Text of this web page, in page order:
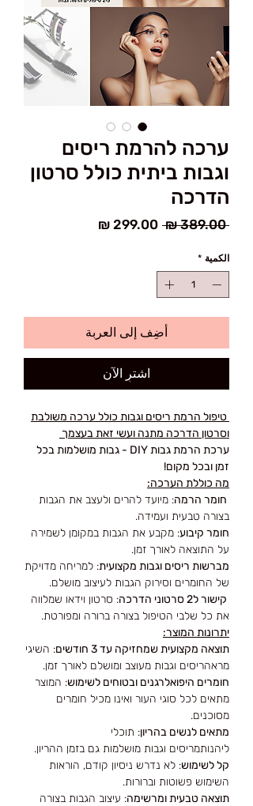
ערכה להרמת ריסים
וגבות ביתית כולל סרטון
הדרכה
‏389.00 ₪
سعر
الكمية *
أضِف إلى العربة
اشترِ الآن
טיפול הרמת ריסים וגבות כולל ערכה משולבת
וסרטון הדרכה מתנה ועשי זאת בעצמך
ערכת הרמת גבות DIY - גבות מושלמות בכל
זמן ובכל מקום!
מה כוללת הערכה:
חומר הרמה: מיועד להרים ולעצב את הגבות
בצורה טבעית ועמידה.
חומר קיבוע: מקבע את הגבות במקומן לשמירה
על התוצאה לאורך זמן.
מברשות ריסים וגבות מקצועית: למריחה מדויקת
של החומרים וסירוק הגבות לעיצוב מושלם.
קישור ל2 סרטוני הדרכה
: סרטון וידאו שמלווה
את כל שלבי הטיפול בצורה ברורה ומפורטת.
יתרונות המוצר:
תוצאה מקצועית שמחזיקה עד 3 חודשים
: השיגי
מראהריסים וגבות מעוצב ומושלם לאורך זמן.
חומרים היפואלרגנים ובטוחים לשימוש: המוצר
מתאים לכל סוגי העור ואינו מכיל חומרים
מסוכנים.
מתאים לנשים בהריון: תוכלי
ליהנותמריסים וגבות מושלמות גם בזמן ההריון.
קל לשימוש: לא נדרש ניסיון קודם, הוראות
השימוש פשוטות וברורות.
תוצאה טבעית ומרשימה: עיצוב הגבות בצורה